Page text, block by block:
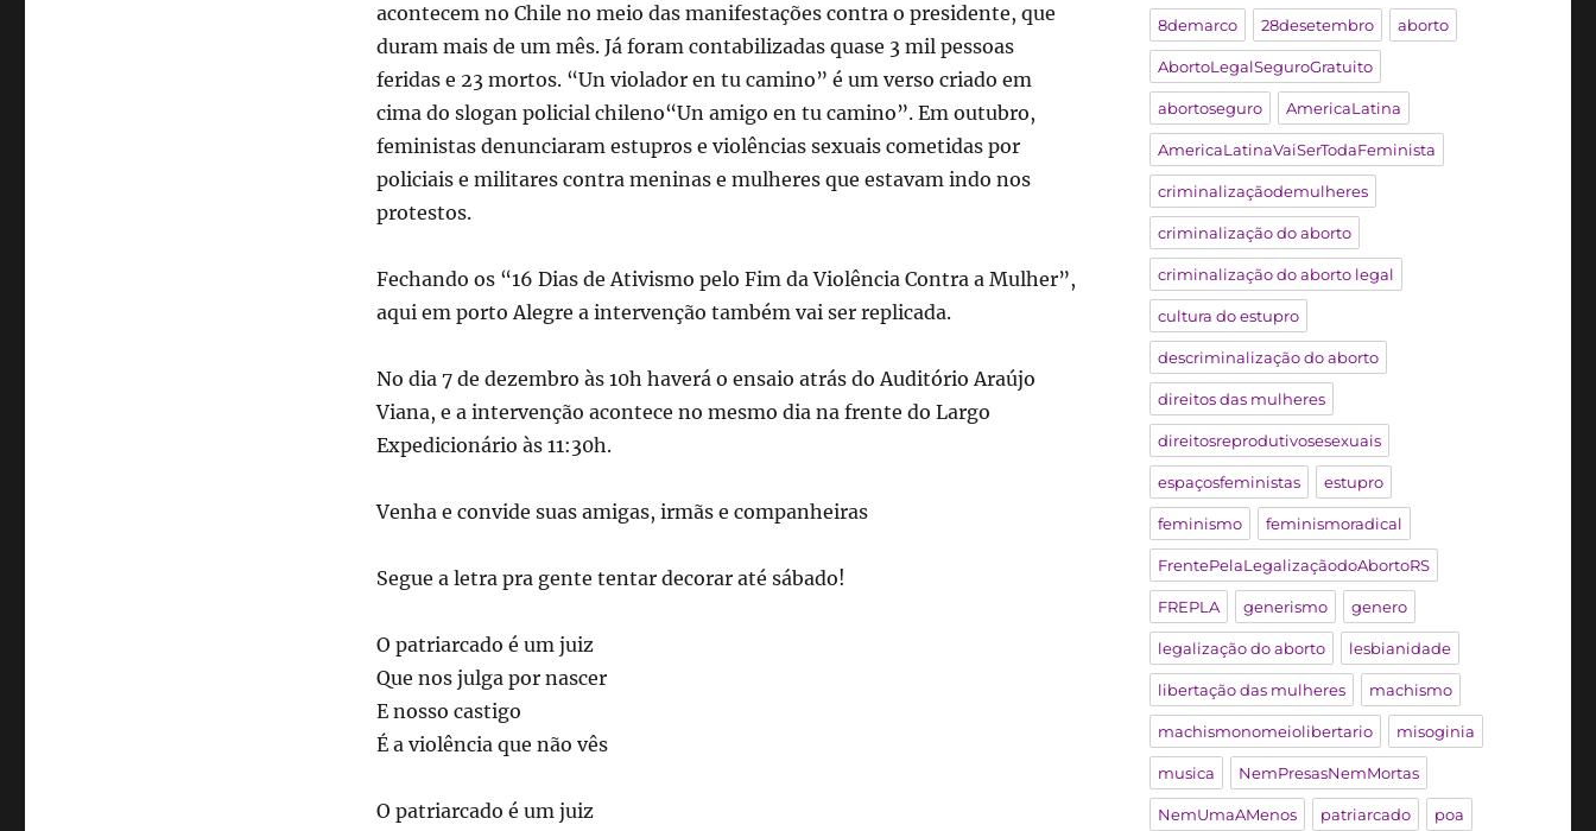
acontecem no Chile no meio das manifestações contra o presidente, que
duram mais de um mês. Já foram contabilizadas quase 3 mil pessoas
feridas e 23 mortos. “Un violador en tu camino” é um verso criado em
cima do slogan policial chileno“Un amigo en tu camino”. Em outubro,
feministas denunciaram estupros e violências sexuais cometidas por
policiais e militares contra meninas e mulheres que estavam indo nos
protestos.
Fechando os “16 Dias de Ativismo pelo Fim da Violência Contra a Mulher”,
aqui em porto Alegre a intervenção também vai ser replicada.
No dia 7 de dezembro às 10h haverá o ensaio atrás do Auditório Araújo
Viana, e a intervenção acontece no mesmo dia na frente do Largo
Expedicionário às 11:30h.
Venha e convide suas amigas, irmãs e companheiras
Segue a letra pra gente tentar decorar até sábado!
O patriarcado é um juiz
Que nos julga por nascer
E nosso castigo
É a violência que não vês
O patriarcado é um juiz
8demarco 28desetembro aborto
AbortoLegalSeguroGratuito
abortoseguro AmericaLatina
AmericaLatinaVaiSerTodaFeminista
criminalizaçãodemulheres
criminalização do aborto
criminalização do aborto legal
cultura do estupro
descriminalização do aborto
direitos das mulheres
direitosreprodutivosesexuais
espaçosfeministas estupro
feminismo feminismoradical
FrentePelaLegalizaçãodoAbortoRS
FREPLA generismo genero
legalização do aborto lesbianidade
libertação das mulheres machismo
machismonomeiolibertario misoginia
musica NemPresasNemMortas
NemUmaAMenos patriarcado poa